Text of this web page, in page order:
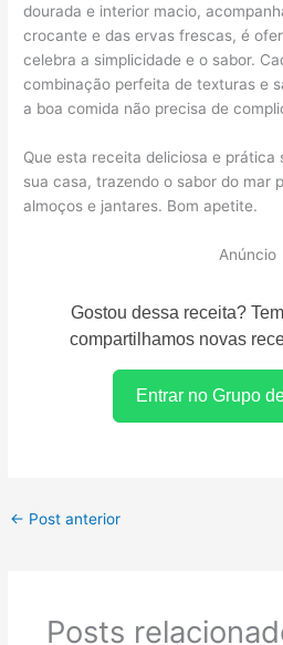
dourada e interior macio,
crocante e das ervas frescas, é
celebra a simplicidade e o sabor.
combinação perfeita de texturas e
a boa comida não precisa de
Que esta receita deliciosa e prática
sua casa, trazendo o sabor do mar
almoços e jantares. Bom apetite.
Anúncio
Gostou dessa receita?
compartilhamos novas
Entrar no Grupo
← Post anterior
Posts